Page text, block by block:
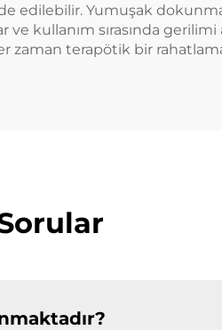
edilebilir. Yumuşak
kullanım sırasında
zaman terapötik bir